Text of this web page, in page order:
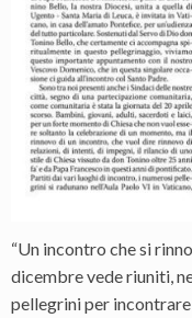
“Un incontro che si
dicembre vede riuniti,
pellegrini per incontrare